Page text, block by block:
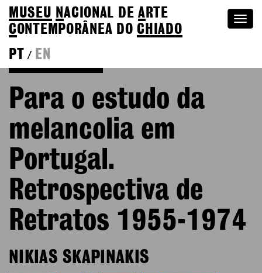
MUSEU NACIONAL DEA RTE
CONTEMPORÂNEA DOCHIADO
PT
/ EN
Para o estudo da
melancolia em
Portugal.
Retrospectiva de
Retratos 1955-1974
NIKIAS SKAPINAKIS